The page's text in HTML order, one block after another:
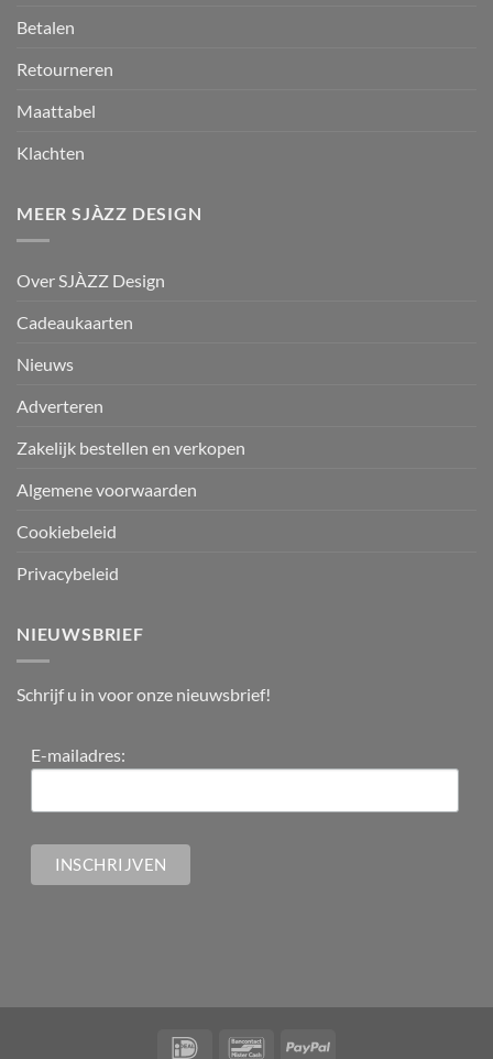
Betalen
Retourneren
Maattabel
Klachten
MEER SJÀZZ DESIGN
Over SJÀZZ Design
Cadeaukaarten
Nieuws
Adverteren
Zakelijk bestellen en verkopen
Algemene voorwaarden
Cookiebeleid
Privacybeleid
NIEUWSBRIEF
Schrijf u in voor onze nieuwsbrief!
E-mailadres: